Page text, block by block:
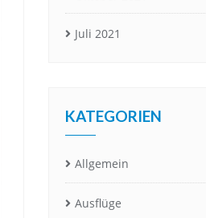
Juli 2021
KATEGORIEN
Allgemein
Ausflüge